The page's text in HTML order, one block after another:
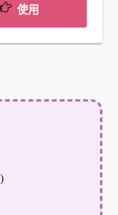
使用
)